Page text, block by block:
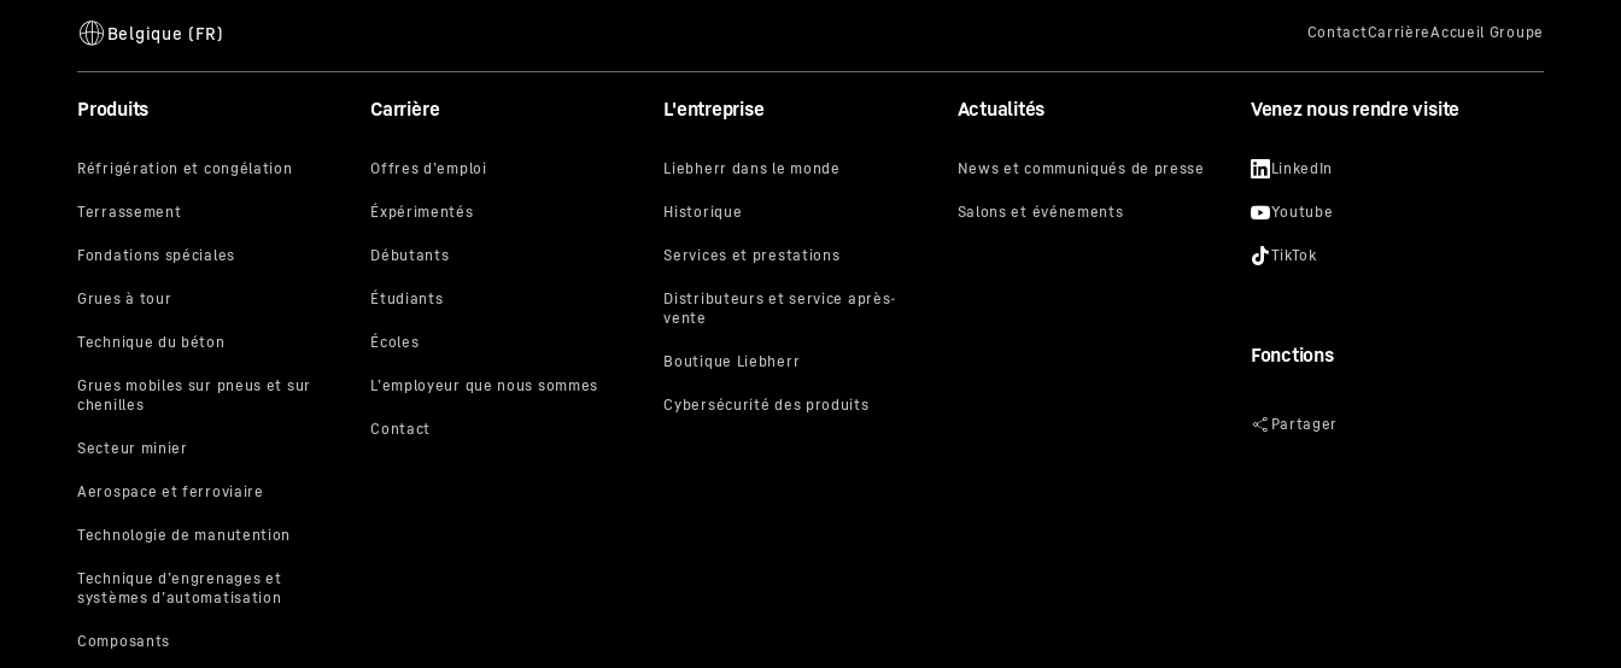
Produits Carrière L'entreprise Actualités Venez nous rendre visite
Fonctions